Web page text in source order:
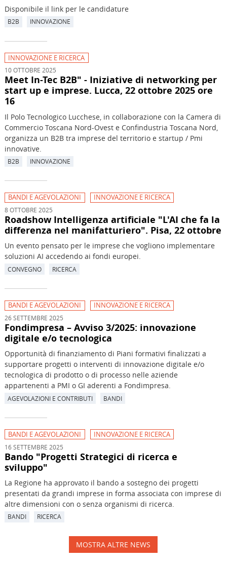
Disponibile il link per le candidature
B2B INNOVAZIONE
INNOVAZIONE E RICERCA
10 OTTOBRE 2025
Meet In-Tec B2B" - Iniziative di networking per
start up e imprese. Lucca, 22 ottobre 2025 ore
16
Il Polo Tecnologico Lucchese, in collaborazione con la Camera di
Commercio Toscana Nord-Ovest e Confindustria Toscana Nord,
organizza un B2B tra imprese del territorio e startup / Pmi
innovative.
B2B INNOVAZIONE
BANDI E AGEVOLAZIONI INNOVAZIONE E RICERCA
8 OTTOBRE 2025
Roadshow Intelligenza artificiale "L'AI che fa la
differenza nel manifatturiero". Pisa, 22 ottobre
Un evento pensato per le imprese che vogliono implementare
soluzioni AI accedendo ai fondi europei.
CONVEGNO RICERCA
BANDI E AGEVOLAZIONI INNOVAZIONE E RICERCA
26 SETTEMBRE 2025
Fondimpresa – Avviso 3/2025: innovazione
digitale e/o tecnologica
Opportunità di finanziamento di Piani formativi finalizzati a
supportare progetti o interventi di innovazione digitale e/o
tecnologica di prodotto o di processo nelle aziende
appartenenti a PMI o GI aderenti a Fondimpresa.
AGEVOLAZIONI E CONTRIBUTI BANDI
BANDI E AGEVOLAZIONI INNOVAZIONE E RICERCA
16 SETTEMBRE 2025
Bando "Progetti Strategici di ricerca e
sviluppo"
La Regione ha approvato il bando a sostegno dei progetti
presentati da grandi imprese in forma associata con imprese di
altre dimensioni con o senza organismi di ricerca.
BANDI RICERCA
MOSTRA ALTRE NEWS